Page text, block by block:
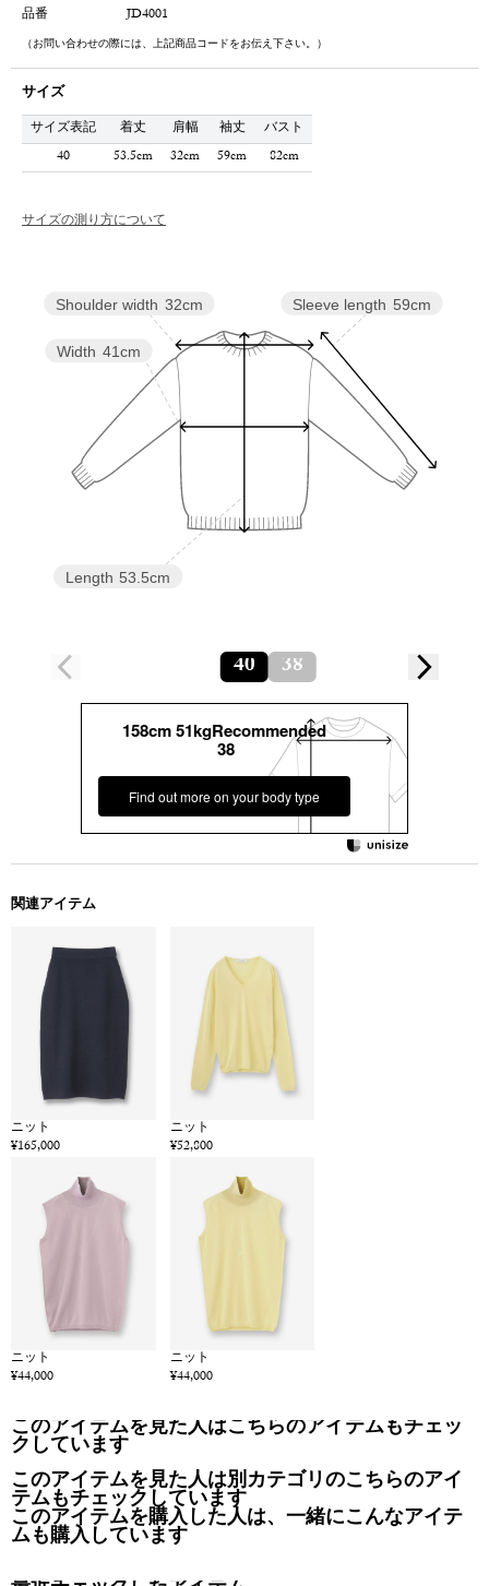
品番 JD4001
（お問い合わせの際には、上記商品コードをお伝え下さい。）
サイズ
サイズ表記 着丈 肩幅 袖丈
バスト
40
53.5cm 32cm 59cm 82cm
サイズの測り方について
Sleeve length 59cm
Length 53.5cm
Width 41cm
Shoulder width 32cm
40 38
158cm 51kgRecommended
38
Find out more on your body type
関連アイテム
ニット
¥165,000
ニット
¥52,800
ニット
¥44,000
ニット
¥44,000
このアイテムを見た人はこちらのアイテムもチェッ
クしています
このアイテムを見た人は別カテゴリのこちらのアイ
テムもチェックしています
このアイテムを購入した人は、一緒にこんなアイテ
ムも購入しています